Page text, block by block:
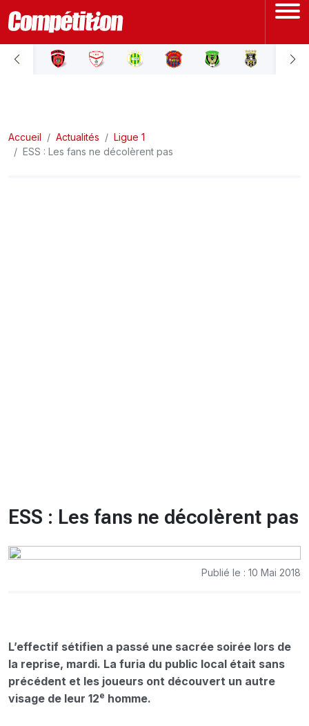
ACCUEIL
LIGUE 2
Accueil Actualités
Ligue 1
ESS : Les fans ne décolèrent pas
ESS : Les fans ne décolèrent pas
Publié le : 10 Mai 2018
L’effectif sétifien a passé une sacrée soirée lors de
la reprise, mardi. La furia du public local était sans
précédent et les joueurs ont découvert un autre
visage de leur 12e homme.